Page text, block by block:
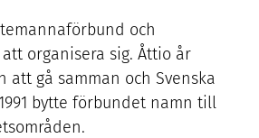
och
organisera sig. Åttio år
gå samman och Svenska
1991 bytte förbundet namn till